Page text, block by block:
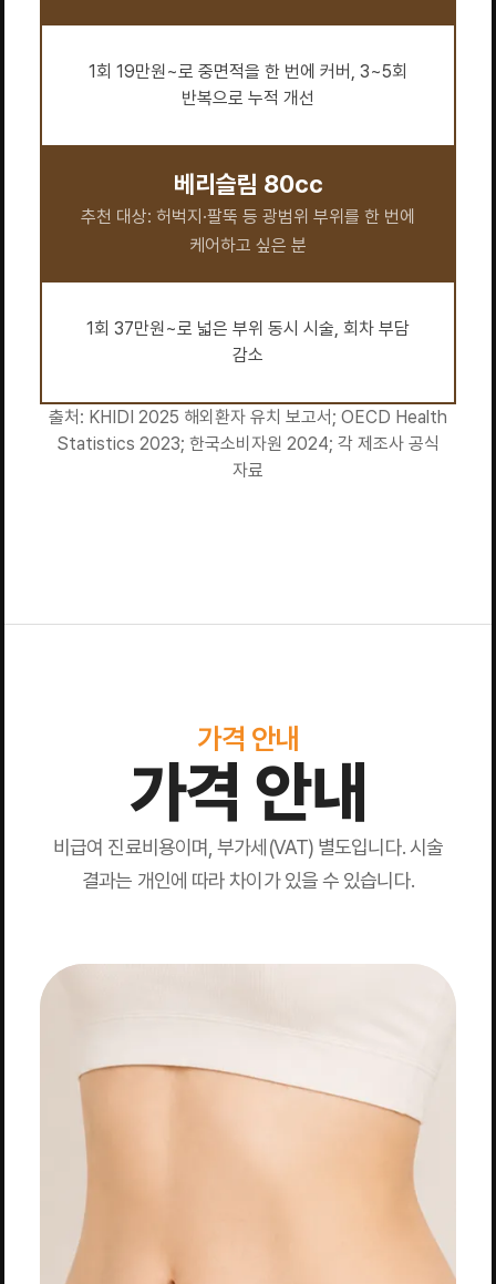
1회 19만원~로 중면적을 한 번에 커버, 3~5회
반복으로 누적 개선
베리슬림 80cc
추천 대상: 허벅지·팔뚝 등 광범위 부위를 한 번에
케어하고 싶은 분
1회 37만원~로 넓은 부위 동시 시술, 회차 부담
감소
출처: KHIDI 2025 해외환자 유치 보고서; OECD Health
Statistics 2023; 한국소비자원 2024; 각 제조사 공식
자료
가격 안내
가격 안내
비급여 진료비용이며, 부가세(VAT) 별도입니다. 시술
결과는 개인에 따라 차이가 있을 수 있습니다.